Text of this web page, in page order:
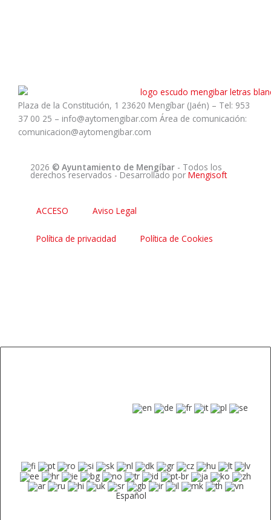
Plaza de la Constitución, 1 23620 Mengíbar (Jaén) – Tel: 953
37 00 25 – info@aytomengibar.com Área de comunicación:
comunicacion@aytomengibar.com
2026 © Ayuntamiento de Mengíbar - Todos los
derechos reservados - Desarrollado por Mengisoft
ACCESO Aviso Legal
Política de privacidad Política de Cookies
Español